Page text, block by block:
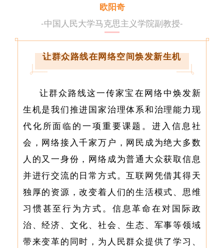
欧阳奇
-中国人民大学马克思主义学院副教授-
让群众路线在网络空间焕发新生机
让群众路线这一传家宝在网络中焕发新
生机是我们推进国家治理体系和治理能力现
代化所面临的一项重要课题。进入 信息社
会，网络接入千家万户，网民成为绝大多数
人的又一身份，网络成为普通大众获取信息
并进行交流的日常方式。互联网凭借其得天
独厚的资源，改变着人们的生活模式、思维
习惯甚至行为方式。信息革命在对国际政
治、经济、文化、社会、生态、军事等领域
带来变革的同时，为人民群众提供了学习、